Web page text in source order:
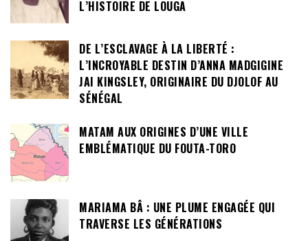
L’HISTOIRE DE LOUGA
DE L’ESCLAVAGE À LA LIBERTÉ :
L’INCROYABLE DESTIN D’ANNA MADGIGINE
JAI KINGSLEY, ORIGINAIRE DU DJOLOF AU
SÉNÉGAL
MATAM AUX ORIGINES D’UNE VILLE
EMBLÉMATIQUE DU FOUTA-TORO
MARIAMA BÂ : UNE PLUME ENGAGÉE QUI
TRAVERSE LES GÉNÉRATIONS